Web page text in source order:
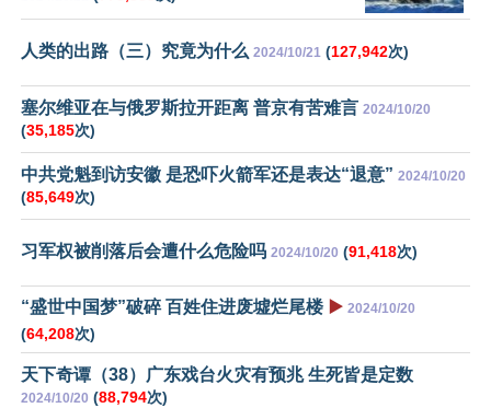
人类的出路（三）究竟为什么 2024/10/21 (127,942次)
塞尔维亚在与俄罗斯拉开距离 普京有苦难言 2024/10/20
(35,185次)
中共党魁到访安徽 是恐吓火箭军还是表达“退意” 2024/10/20
(85,649次)
习军权被削落后会遭什么危险吗 2024/10/20 (91,418次)
“盛世中国梦”破碎 百姓住进废墟烂尾楼 ▶️ 2024/10/20
(64,208次)
天下奇谭（38）广东戏台火灾有预兆 生死皆是定数
2024/10/20 (88,794次)